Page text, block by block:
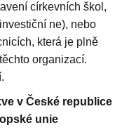
církevních škol,
ne), nebo
která je plně
organizací.
v České republice
unie